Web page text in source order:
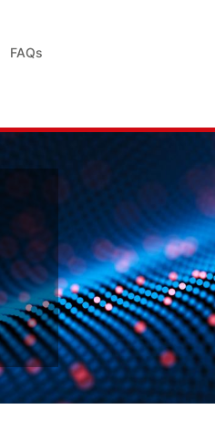
FAQs